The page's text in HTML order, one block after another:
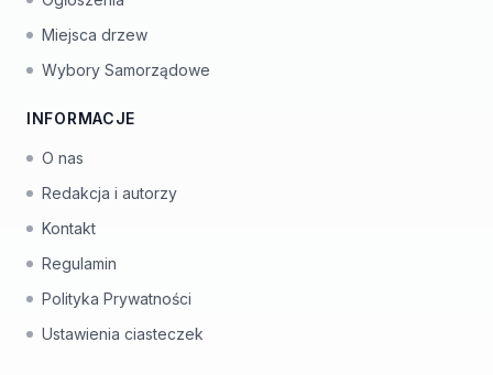
Miejsca drzew
Wybory Samorządowe
INFORMACJE
O nas
Redakcja i autorzy
Kontakt
Regulamin
Polityka Prywatności
Ustawienia ciasteczek